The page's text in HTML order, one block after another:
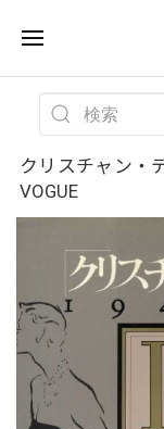
クリスチャン・
VOGUE